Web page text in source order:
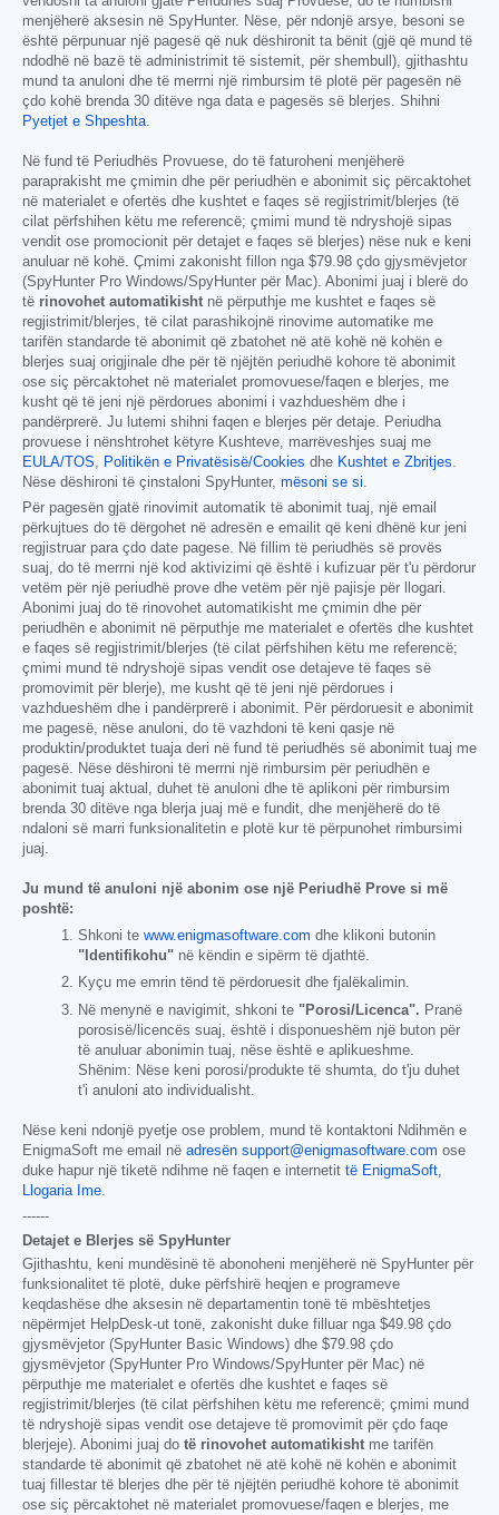
menjëherë aksesin në SpyHunter. Nëse, për ndonjë arsye, besoni se
është përpunuar një pagesë që nuk dëshironit ta bënit (gjë që mund të
ndodhë në bazë të administrimit të sistemit, për shembull), gjithashtu
mund ta anuloni dhe të merrni një rimbursim të plotë për pagesën në
çdo kohë brenda 30 ditëve nga data e pagesës së blerjes. Shihni
Pyetjet e Shpeshta.
Në fund të Periudhës Provuese, do të faturoheni menjëherë
paraprakisht me çmimin dhe për periudhën e abonimit siç përcaktohet
në materialet e ofertës dhe kushtet e faqes së regjistrimit/blerjes (të
cilat përfshihen këtu me referencë; çmimi mund të ndryshojë sipas
vendit ose promocionit për detajet e faqes së blerjes) nëse nuk e keni
anuluar në kohë. Çmimi zakonisht fillon nga $79.98 çdo gjysmëvjetor
(SpyHunter Pro Windows/SpyHunter për Mac). Abonimi juaj i blerë do
të rinovohet automatikisht në përputhje me kushtet e faqes së
regjistrimit/blerjes, të cilat parashikojnë rinovime automatike me
tarifën standarde të abonimit që zbatohet në atë kohë në kohën e
blerjes suaj origjinale dhe për të njëjtën periudhë kohore të abonimit
ose siç përcaktohet në materialet promovuese/faqen e blerjes, me
kusht që të jeni një përdorues abonimi i vazhdueshëm dhe i
pandërprerë. Ju lutemi shihni faqen e blerjes për detaje. Periudha
provuese i nënshtrohet këtyre Kushteve, marrëveshjes suaj me
EULA/TOS, Politikën e Privatësisë/Cookies dhe Kushtet e Zbritjes.
Nëse dëshironi të çinstaloni SpyHunter, mësoni se si.
Për pagesën gjatë rinovimit automatik të abonimit tuaj, një email
përkujtues do të dërgohet në adresën e emailit që keni dhënë kur jeni
regjistruar para çdo date pagese. Në fillim të periudhës së provës
suaj, do të merrni një kod aktivizimi që është i kufizuar për t'u përdorur
vetëm për një periudhë prove dhe vetëm për një pajisje për llogari.
Abonimi juaj do të rinovohet automatikisht me çmimin dhe për
periudhën e abonimit në përputhje me materialet e ofertës dhe kushtet
e faqes së regjistrimit/blerjes (të cilat përfshihen këtu me referencë;
çmimi mund të ndryshojë sipas vendit ose detajeve të faqes së
promovimit për blerje), me kusht që të jeni një përdorues i
vazhdueshëm dhe i pandërprerë i abonimit. Për përdoruesit e abonimit
me pagesë, nëse anuloni, do të vazhdoni të keni qasje në
produktin/produktet tuaja deri në fund të periudhës së abonimit tuaj me
pagesë. Nëse dëshironi të merrni një rimbursim për periudhën e
abonimit tuaj aktual, duhet të anuloni dhe të aplikoni për rimbursim
brenda 30 ditëve nga blerja juaj më e fundit, dhe menjëherë do të
ndaloni së marri funksionalitetin e plotë kur të përpunohet rimbursimi
juaj.
Ju mund të anuloni një abonim ose një Periudhë Prove si më
poshtë:
Shkoni te www.enigmasoftware.com dhe klikoni butonin
"Identifikohu" në këndin e sipërm të djathtë.
Kyçu me emrin tënd të përdoruesit dhe fjalëkalimin.
Në menynë e navigimit, shkoni te "Porosi/Licenca". Pranë
porosisë/licencës suaj, është i disponueshëm një buton për
të anuluar abonimin tuaj, nëse është e aplikueshme.
Shënim: Nëse keni porosi/produkte të shumta, do t'ju duhet
t'i anuloni ato individualisht.
Nëse keni ndonjë pyetje ose problem, mund të kontaktoni Ndihmën e
EnigmaSoft me email në adresën support@enigmasoftware.com ose
duke hapur një tiketë ndihme në faqen e internetit të EnigmaSoft,
Llogaria Ime
------
Detajet e Blerjes së SpyHunter
Gjithashtu, keni mundësinë të abonoheni menjëherë në SpyHunter për
funksionalitet të plotë, duke përfshirë heqjen e programeve
keqdashëse dhe aksesin në departamentin tonë të mbështetjes
nëpërmjet HelpDesk-ut tonë, zakonisht duke filluar nga $49.98 çdo
gjysmëvjetor (SpyHunter Basic Windows) dhe $79.98 çdo
gjysmëvjetor (SpyHunter Pro Windows/SpyHunter për Mac) në
përputhje me materialet e ofertës dhe kushtet e faqes së
regjistrimit/blerjes (të cilat përfshihen këtu me referencë; çmimi mund
të ndryshojë sipas vendit ose detajeve të promovimit për çdo faqe
blerjeje). Abonimi juaj do të rinovohet automatikisht me tarifën
standarde të abonimit që zbatohet në atë kohë në kohën e abonimit
tuaj fillestar të blerjes dhe për të njëjtën periudhë kohore të abonimit
ose siç përcaktohet në materialet promovuese/faqen e blerjes, me